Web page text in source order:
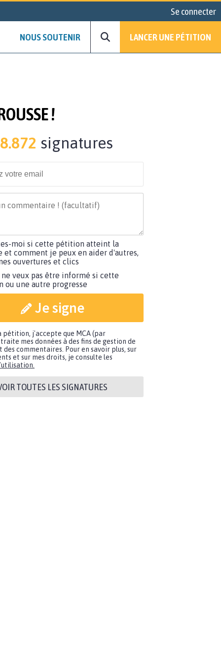
Se connecter
NOUS SOUTENIR LANCER UNE PÉTITION
!
signatures
moi si cette pétition atteint la
et comment je peux en aider d'autres,
ouvertures et clics
ne veux pas être informé si cette
ou une autre progresse
Je signe
pétition, j'accepte que MCA (par
mes données à des fins de gestion de
des commentaires. Pour en savoir plus, sur
et sur mes droits, je consulte les
TOUTES LES SIGNATURES